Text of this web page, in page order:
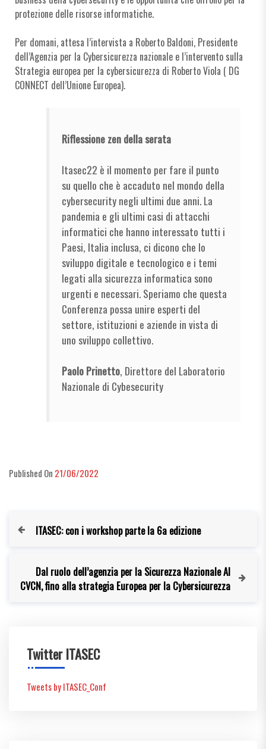
protezione delle risorse informatiche.
Per domani, attesa l’intervista a Roberto Baldoni, Presidente
dell’Agenzia per la Cybersicurezza nazionale e l’intervento sulla
Strategia europea per la cybersicurezza di Roberto Viola ( DG
CONNECT dell’Unione Europea).
Riflessione zen della serata
Itasec22 è il momento per fare il punto
su quello che è accaduto nel mondo della
cybersecurity negli ultimi due anni. La
pandemia e gli ultimi casi di attacchi
informatici che hanno interessato tutti i
Paesi, Italia inclusa, ci dicono che lo
sviluppo digitale e tecnologico e i temi
legati alla sicurezza informatica sono
urgenti e necessari. Speriamo che questa
Conferenza possa unire esperti del
settore, istituzioni e aziende in vista di
uno sviluppo collettivo.
Paolo Prinetto, Direttore del Laboratorio
Nazionale di Cybesecurity
Published On 21/06/2022
ITASEC: con i workshop parte la 6a edizione
Dal ruolo dell’agenzia per la Sicurezza Nazionale Al
CVCN, fino alla strategia Europea per la Cybersicurezza
Twitter ITASEC
Tweets by ITASEC_Conf